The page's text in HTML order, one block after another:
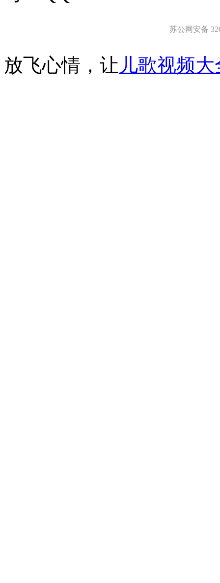
苏公网安备
放飞心情，让 儿歌视频大